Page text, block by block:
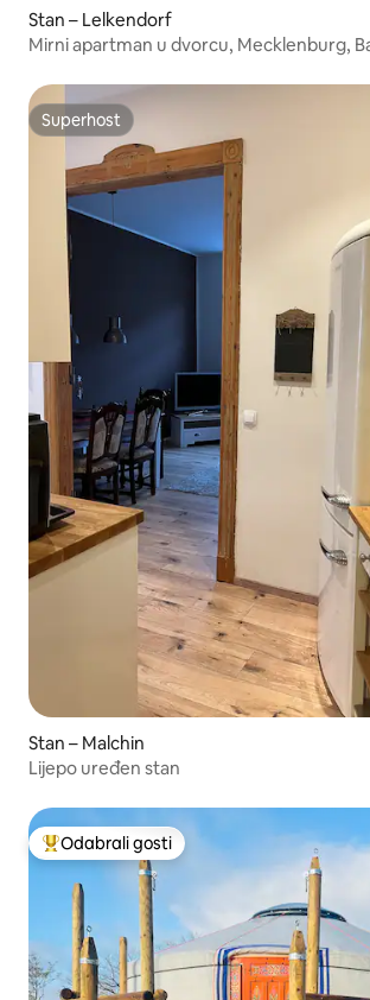
Stan – Lelkendorf
Mirni apartman u dvorcu, Mecklenburg,
Superhost
Superhost
Stan – Malchin
Lijepo uređen stan
Među najviše rangiranima s oznakom
Odabrali gosti